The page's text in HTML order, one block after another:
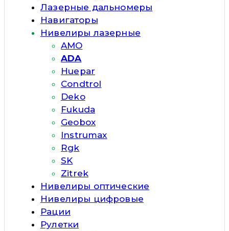
Лазерные дальномеры
Навигаторы
Нивелиры лазерные
AMO
ADA
Huepar
Condtrol
Deko
Fukuda
Geobox
Instrumax
Rgk
SK
Zitrek
Нивелиры оптические
Нивелиры цифровые
Рации
Рулетки